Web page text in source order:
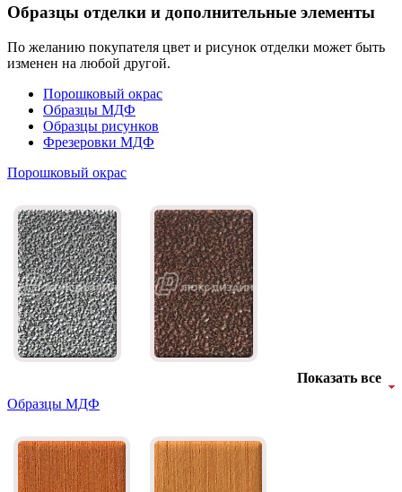
Образцы отделки и дополнительные элементы
По желанию покупателя цвет и рисунок отделки может быть
изменен на любой другой.
Порошковый окрас
Образцы МДФ
Образцы рисунков
Фрезеровки МДФ
Порошковый окрас
Показать все
Образцы МДФ